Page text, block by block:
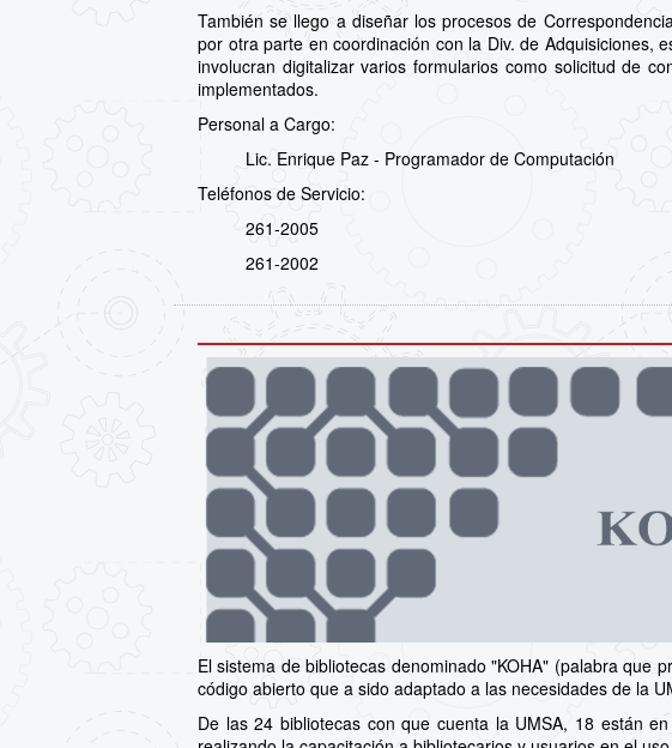
También se llego a diseñar los procesos de
por otra parte en coordinación con la Div. de Adquisiciones,
involucran digitalizar varios formularios como solicitud de
implementados.
Personal a Cargo:
Lic. Enrique Paz - Programador de Computación
Teléfonos de Servicio:
261-2005
261-2002
El sistema de bibliotecas denominado "KOHA" (palabra que
código abierto que a sido adaptado a las necesidades de la
De las 24 bibliotecas con que cuenta la UMSA, 18 están